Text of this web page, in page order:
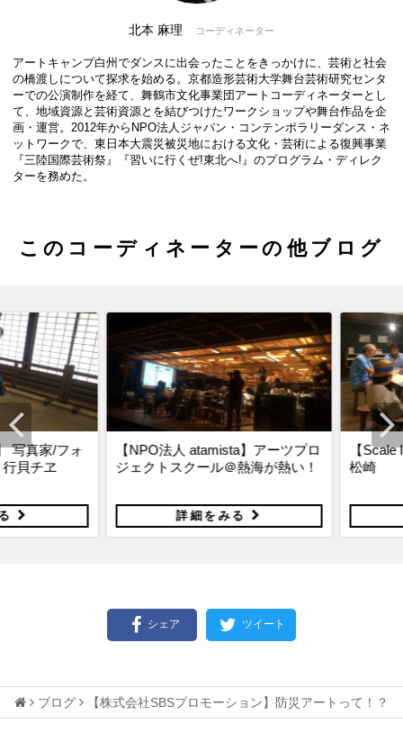
北本 麻理 コーディネーター
アートキャンプ白州でダンスに出会ったことをきっかけに、芸術と社会
の橋渡しについて探求を始める。京都造形芸術大学舞台芸術研究センタ
ーでの公演制作を経て、舞鶴市文化事業団アートコーディネーターとし
て、地域資源と芸術資源とを結びつけたワークショップや舞台作品を企
画・運営。2012年からNPO法人ジャパン・コンテンポラリーダンス・ネ
ットワークで、東日本大震災被災地における文化・芸術による復興事業
『三陸国際芸術祭』『習いに行くぜ!東北へ!』のプログラム・ディレク
ターを務めた。
このコーディネーターの他ブログ
真家/フォ
チヱ
【NPO法人 atamista】アーツプロ
ジェクトスクール＠熱海が熱い！
詳細をみる
【Scale
松崎
シェア ツイート
ブログ 【株式会社SBSプロモーション】防災アートって！？